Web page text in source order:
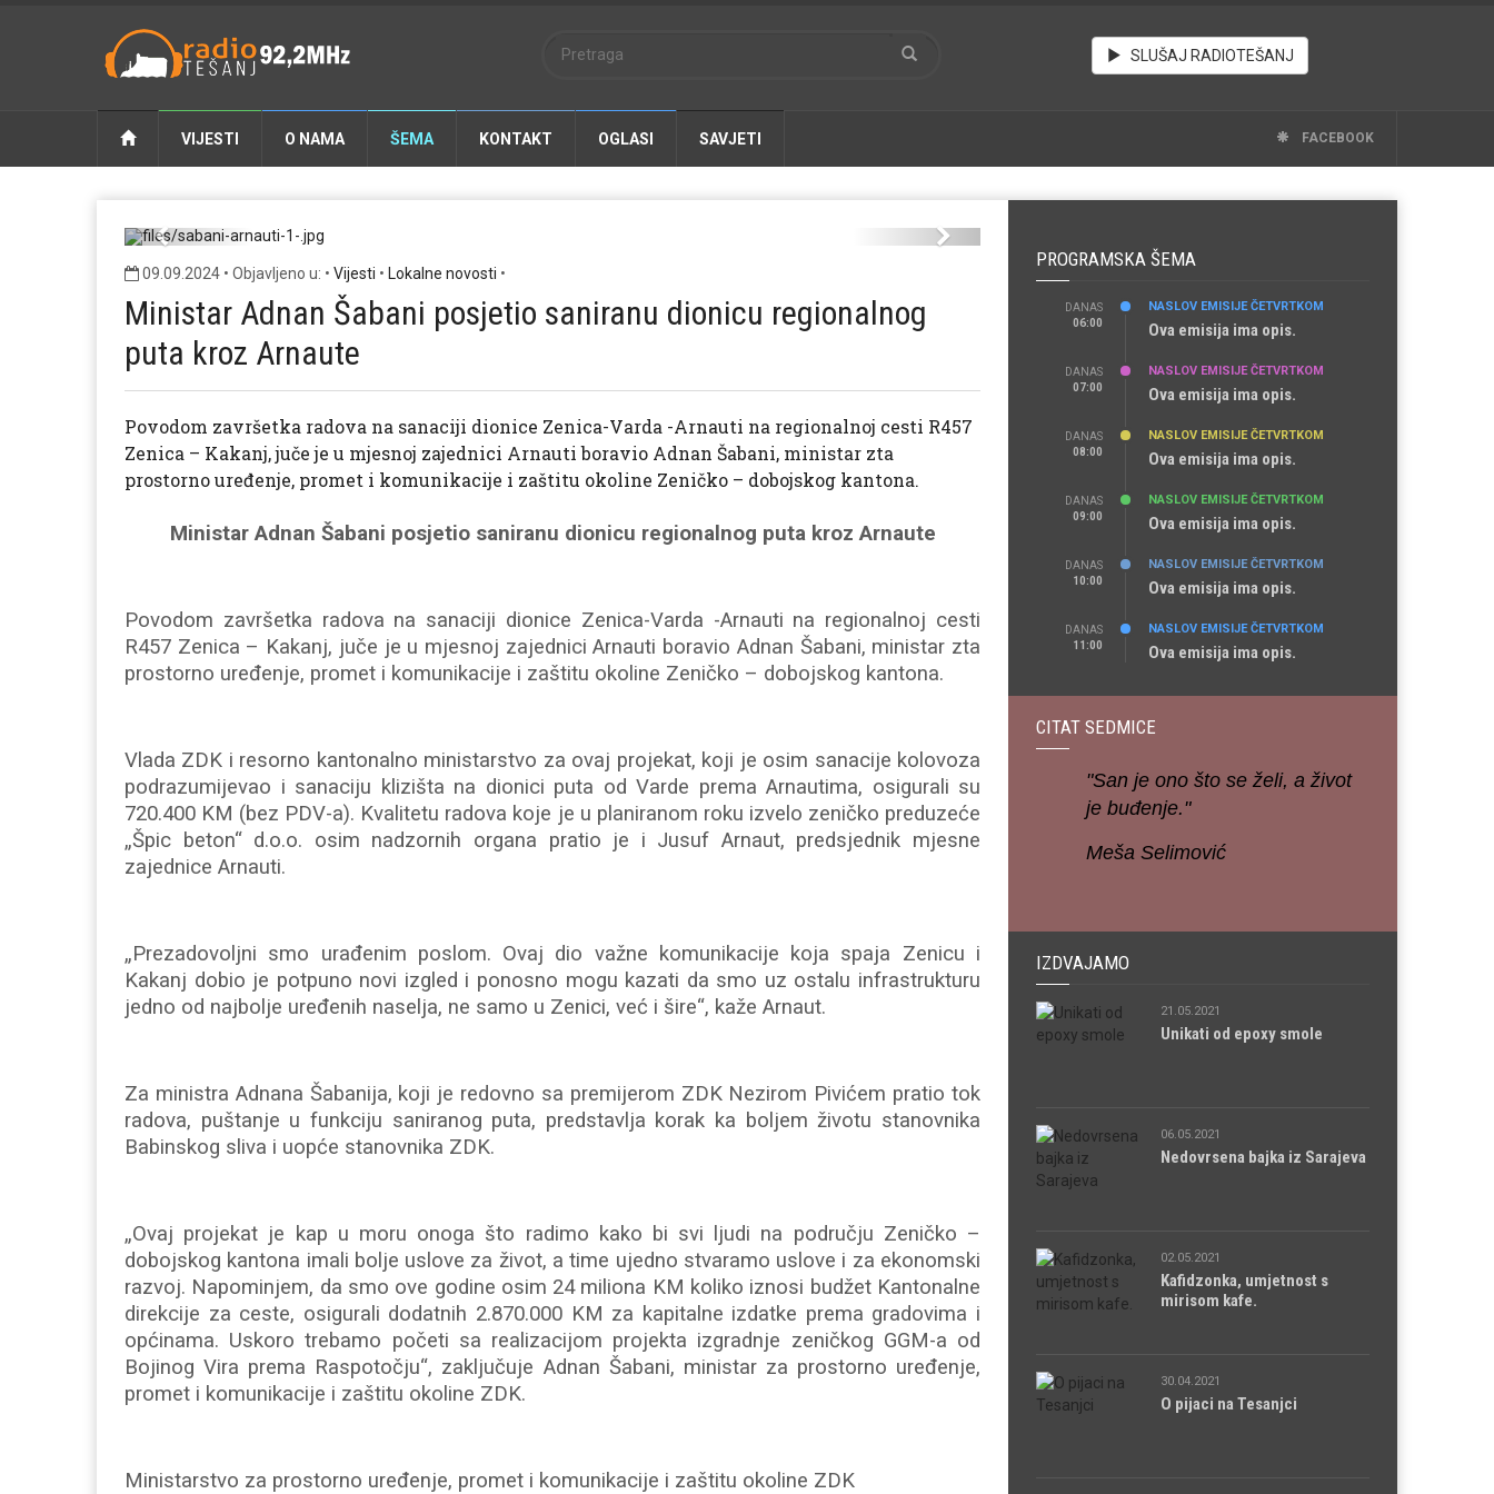
SLUŠAJ RADIOTEŠANJ
VIJESTI O NAMA ŠEMA KONTAKT OGLASI SAVJETI FACEBOOK
Previous Next
09.09.2024 • Objavljeno u: • Vijesti • Lokalne novosti •
Ministar Adnan Šabani posjetio saniranu dionicu regionalnog
puta kroz Arnaute
Povodom završetka radova na sanaciji dionice Zenica-Varda -Arnauti na regionalnoj cesti R457
Zenica – Kakanj, juče je u mjesnoj zajednici Arnauti boravio Adnan Šabani, ministar zta
prostorno uređenje, promet i komunikacije i zaštitu okoline Zeničko – dobojskog kantona.
Ministar Adnan Šabani posjetio saniranu dionicu regionalnog puta kroz Arnaute
Povodom završetka radova na sanaciji dionice Zenica-Varda -Arnauti na regionalnoj cesti
R457 Zenica – Kakanj, juče je u mjesnoj zajednici Arnauti boravio Adnan Šabani, ministar zta
prostorno uređenje, promet i komunikacije i zaštitu okoline Zeničko – dobojskog kantona.
Vlada ZDK i resorno kantonalno ministarstvo za ovaj projekat, koji je osim sanacije kolovoza
podrazumijevao i sanaciju klizišta na dionici puta od Varde prema Arnautima, osigurali su
720.400 KM (bez PDV-a). Kvalitetu radova koje je u planiranom roku izvelo zeničko preduzeće
„Špic beton“ d.o.o. osim nadzornih organa pratio je i Jusuf Arnaut, predsjednik mjesne
zajednice Arnauti.
„Prezadovoljni smo urađenim poslom. Ovaj dio važne komunikacije koja spaja Zenicu i
Kakanj dobio je potpuno novi izgled i ponosno mogu kazati da smo uz ostalu infrastrukturu
jedno od najbolje uređenih naselja, ne samo u Zenici, već i šire“, kaže Arnaut.
Za ministra Adnana Šabanija, koji je redovno sa premijerom ZDK Nezirom Pivićem pratio tok
radova, puštanje u funkciju saniranog puta, predstavlja korak ka boljem životu stanovnika
Babinskog sliva i uopće stanovnika ZDK.
„Ovaj projekat je kap u moru onoga što radimo kako bi svi ljudi na području Zeničko –
dobojskog kantona imali bolje uslove za život, a time ujedno stvaramo uslove i za ekonomski
razvoj. Napominjem, da smo ove godine osim 24 miliona KM koliko iznosi budžet Kantonalne
direkcije za ceste, osigurali dodatnih 2.870.000 KM za kapitalne izdatke prema gradovima i
općinama. Uskoro trebamo početi sa realizacijom projekta izgradnje zeničkog GGM-a od
Bojinog Vira prema Raspotočju“, zaključuje Adnan Šabani, ministar za prostorno uređenje,
promet i komunikacije i zaštitu okoline ZDK.
Ministarstvo za prostorno uređenje, promet i komunikacije i zaštitu okoline ZDK
PROGRAMSKA ŠEMA
DANAS
06:00
NASLOV EMISIJE ČETVRTKOM
Ova emisija ima opis.
DANAS
07:00
NASLOV EMISIJE ČETVRTKOM
Ova emisija ima opis.
DANAS
08:00
NASLOV EMISIJE ČETVRTKOM
Ova emisija ima opis.
DANAS
09:00
NASLOV EMISIJE ČETVRTKOM
Ova emisija ima opis.
DANAS
10:00
NASLOV EMISIJE ČETVRTKOM
Ova emisija ima opis.
DANAS
11:00
NASLOV EMISIJE ČETVRTKOM
Ova emisija ima opis.
CITAT SEDMICE
"San je ono što se želi, a život
je buđenje."
Meša Selimović
IZDVAJAMO
21.05.2021
Unikati od epoxy smole
06.05.2021
Nedovrsena bajka iz Sarajeva
02.05.2021
Kafidzonka, umjetnost s
mirisom kafe.
30.04.2021
O pijaci na Tesanjci